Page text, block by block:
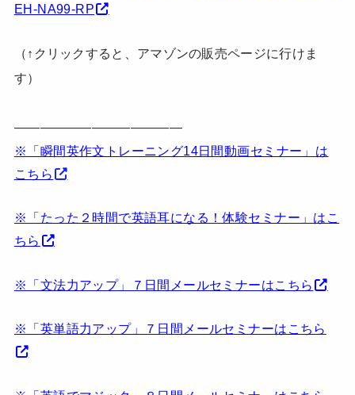
EH-NA99-RP
（↑クリックすると、アマゾンの販売ページに行けま
す）
—————————————
※「瞬間英作文トレーニング14日間動画セミナー」は
こちら
※「たった２時間で英語耳になる！体験セミナー」はこ
ちら
※「文法力アップ」７日間メールセミナーはこちら
※「英単語力アップ」７日間メールセミナーはこちら